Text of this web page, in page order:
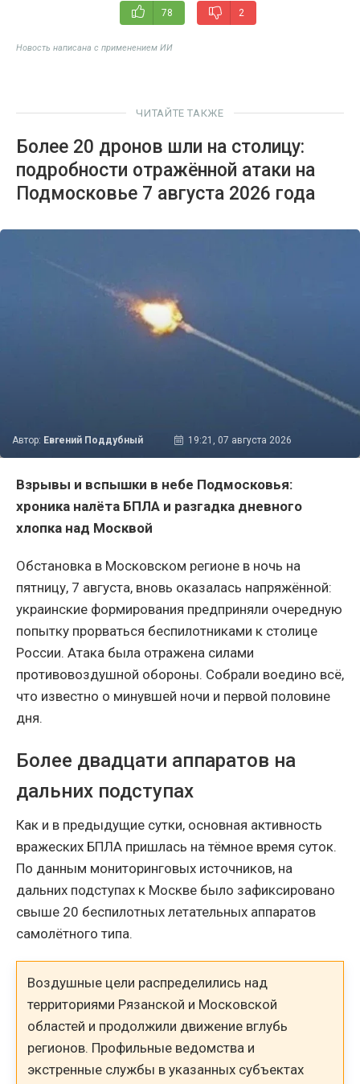
78 2
Новость написана с применением ИИ
ЧИТАЙТЕ ТАКЖЕ
Более 20 дронов шли на столицу:
подробности отражённой атаки на
Подмосковье 7 августа 2026 года
Автор: Евгений Поддубный 19:21, 07 августа 2026
Взрывы и вспышки в небе Подмосковья:
хроника налёта БПЛА и разгадка дневного
хлопка над Москвой
Обстановка в Московском регионе в ночь на
пятницу, 7 августа, вновь оказалась напряжённой:
украинские формирования предприняли очередную
попытку прорваться беспилотниками к столице
России. Атака была отражена силами
противовоздушной обороны. Собрали воедино всё,
что известно о минувшей ночи и первой половине
дня.
Более двадцати аппаратов на
дальних подступах
Как и в предыдущие сутки, основная активность
вражеских БПЛА пришлась на тёмное время суток.
По данным мониторинговых источников, на
дальних подступах к Москве было зафиксировано
свыше 20 беспилотных летательных аппаратов
самолётного типа.
Воздушные цели распределились над
территориями Рязанской и Московской
областей и продолжили движение вглубь
регионов. Профильные ведомства и
экстренные службы в указанных субъектах